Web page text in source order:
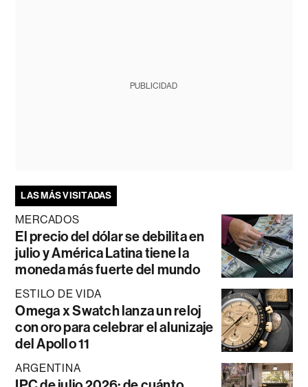
PUBLICIDAD
LAS MÁS VISITADAS
MERCADOS
El precio del dólar se debilita en
julio y América Latina tiene la
moneda más fuerte del mundo
ESTILO DE VIDA
Omega x Swatch lanza un reloj
con oro para celebrar el alunizaje
del Apollo 11
ARGENTINA